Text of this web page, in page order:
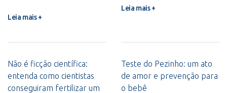
Leia mais +
Leia mais +
Não é ficção científica:
entenda como cientistas
conseguiram fertilizar um
Teste do Pezinho: um ato
de amor e prevenção para
o bebê